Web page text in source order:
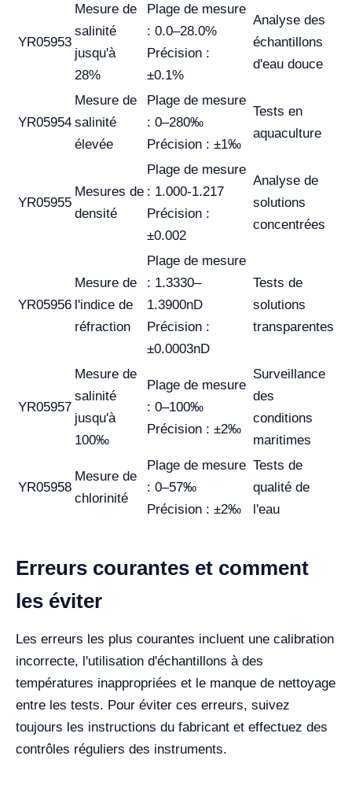
YR05953
Mesure de
salinité
jusqu'à
28%
Plage de mesure
: 0.0–28.0%
Précision :
±0.1%
Analyse des
échantillons
d'eau douce
YR05954
Mesure de
salinité
élevée
Plage de mesure
: 0–280‰
Précision : ±1‰
Tests en
aquaculture
YR05955
Mesures de
densité
Plage de mesure
: 1.000-1.217
Précision :
±0.002
Analyse de
solutions
concentrées
YR05956
Mesure de
l'indice de
réfraction
Plage de mesure
: 1.3330–
1.3900nD
Précision :
±0.0003nD
Tests de
solutions
transparentes
YR05957
Mesure de
salinité
jusqu'à
100‰
Plage de mesure
: 0–100‰
Précision : ±2‰
Surveillance
des
conditions
maritimes
YR05958
Mesure de
chlorinité
Plage de mesure
: 0–57‰
Précision : ±2‰
Tests de
qualité de
l'eau
Erreurs courantes et comment
les éviter
Les erreurs les plus courantes incluent une calibration
incorrecte, l'utilisation d'échantillons à des
températures inappropriées et le manque de nettoyage
entre les tests. Pour éviter ces erreurs, suivez
toujours les instructions du fabricant et effectuez des
contrôles réguliers des instruments.